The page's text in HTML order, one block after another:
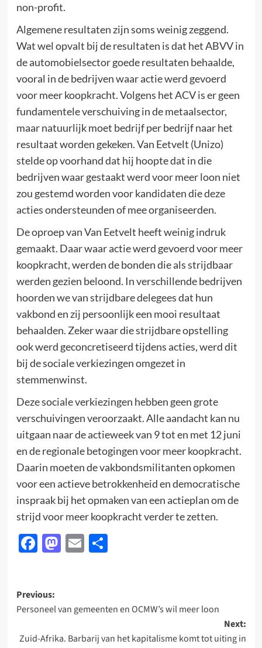
non-profit.
Algemene resultaten zijn soms weinig zeggend.
Wat wel opvalt bij de resultaten is dat het ABVV in
de automobielsector goede resultaten behaalde,
vooral in de bedrijven waar actie werd gevoerd
voor meer koopkracht. Volgens het ACV is er geen
fundamentele verschuiving in de metaalsector,
maar natuurlijk moet bedrijf per bedrijf naar het
resultaat worden gekeken. Van Eetvelt (Unizo)
stelde op voorhand dat hij hoopte dat in die
bedrijven waar gestaakt werd voor meer loon niet
zou gestemd worden voor kandidaten die deze
acties ondersteunden of mee organiseerden.
De oproep van Van Eetvelt heeft weinig indruk
gemaakt. Daar waar actie werd gevoerd voor meer
koopkracht, werden de bonden die als strijdbaar
werden gezien beloond. In verschillende bedrijven
hoorden we van strijdbare delegees dat hun
vakbond en zij persoonlijk een mooi resultaat
behaalden. Zeker waar die strijdbare opstelling
ook werd geconcretiseerd tijdens acties, werd dit
bij de sociale verkiezingen omgezet in
stemmenwinst.
Deze sociale verkiezingen hebben geen grote
verschuivingen veroorzaakt. Alle aandacht kan nu
uitgaan naar de actieweek van 9 tot en met 12 juni
en de regionale betogingen voor meer koopkracht.
Daarin moeten de vakbondsmilitanten opkomen
voor een actieve betrokkenheid en democratische
inspraak bij het opmaken van een actieplan om de
strijd voor meer koopkracht verder te zetten.
Facebook
Mastodon
EmailDelen
Post
navigation
Previous:
Personeel van gemeenten en OCMW’s wil meer loon
Next:
Zuid-Afrika. Barbarij van het kapitalisme komt tot uiting in